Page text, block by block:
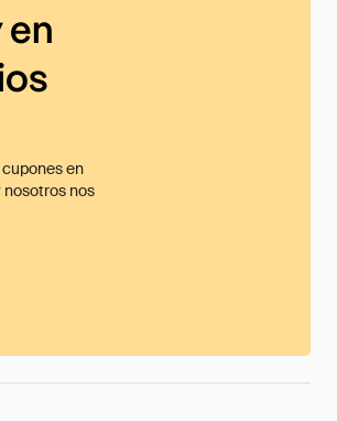
en
en
nosotros nos